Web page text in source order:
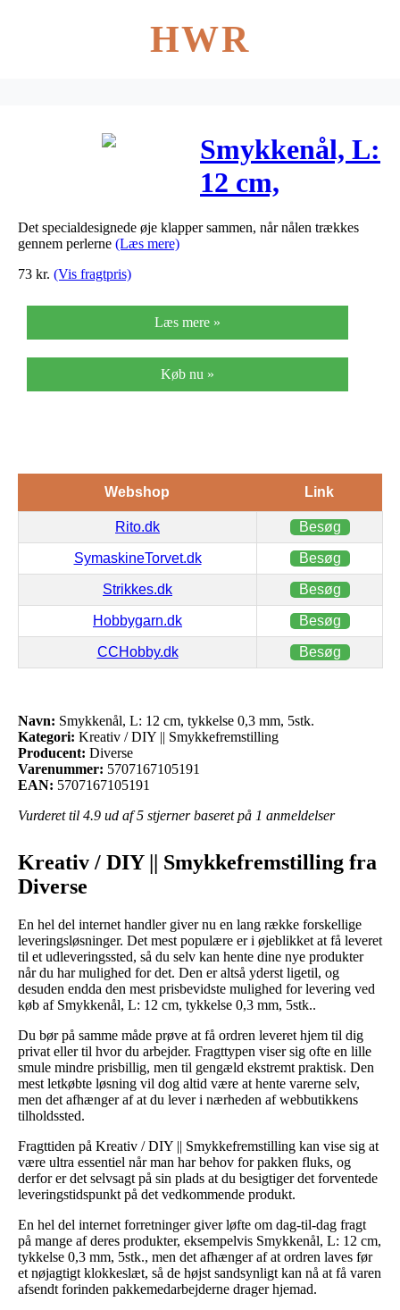
HWR
Smykkenål, L:
12 cm,
tykkelse 0,3
Det specialdesignede øje klapper sammen, når nålen trækkes
gennem perlerne (Læs mere)
73 kr. (Vis fragtpris)
Læs mere »
Køb nu »
Webshop Link
Rito.dk Besøg
SymaskineTorvet.dk Besøg
Strikkes.dk Besøg
Hobbygarn.dk Besøg
CCHobby.dk Besøg
Navn: Smykkenål, L: 12 cm, tykkelse 0,3 mm, 5stk.
Kategori: Kreativ / DIY || Smykkefremstilling
Producent: Diverse
Varenummer: 5707167105191
EAN: 5707167105191
Vurderet til 4.9 ud af 5 stjerner baseret på 1 anmeldelser
Kreativ / DIY || Smykkefremstilling fra
Diverse
En hel del internet handler giver nu en lang række forskellige
leveringsløsninger. Det mest populære er i øjeblikket at få leveret
til et udleveringssted, så du selv kan hente dine nye produkter
når du har mulighed for det. Den er altså yderst ligetil, og
desuden endda den mest prisbevidste mulighed for levering ved
køb af Smykkenål, L: 12 cm, tykkelse 0,3 mm, 5stk..
Du bør på samme måde prøve at få ordren leveret hjem til dig
privat eller til hvor du arbejder. Fragttypen viser sig ofte en lille
smule mindre prisbillig, men til gengæld ekstremt praktisk. Den
mest letkøbte løsning vil dog altid være at hente varerne selv,
men det afhænger af at du lever i nærheden af webbutikkens
tilholdssted.
Fragttiden på Kreativ / DIY || Smykkefremstilling kan vise sig at
være ultra essentiel når man har behov for pakken fluks, og
derfor er det selvsagt på sin plads at du besigtiger det forventede
leveringstidspunkt på det vedkommende produkt.
En hel del internet forretninger giver løfte om dag-til-dag fragt
på mange af deres produkter, eksempelvis Smykkenål, L: 12 cm,
tykkelse 0,3 mm, 5stk., men det afhænger af at ordren laves før
et nøjagtigt klokkeslæt, så de højst sandsynligt kan nå at få varen
afsendt forinden pakkemedarbejderne drager hjemad.